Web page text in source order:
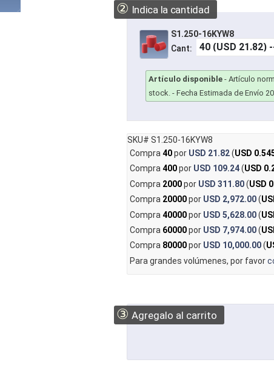
② Indica la cantidad
S1.250-16KYW8
Cant:
Artículo disponible -Artículo
stock. - Fecha Estimada de Envío
SKU# S1.250-16KYW8
Compra 40por USD 21.82(USD
Compra400por USD 109.24(USD
Compra 2000por USD 311.80(USD
Compra 20000por USD 2,972.00(
Compra 40000por USD 5,628.00(
Compra 60000por USD 7,974.00(
Compra 80000por USD 10,000.00(
Para grandes volúmenes, por favor
③ Agregalo al carrito